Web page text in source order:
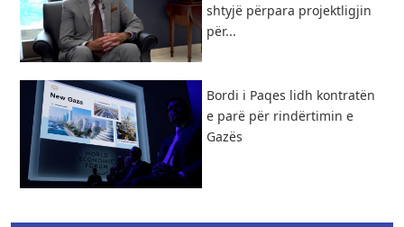
shtyjë përpara projektligjin
për...
Bordi i Paqes lidh kontratën
e parë për rindërtimin e
Gazës